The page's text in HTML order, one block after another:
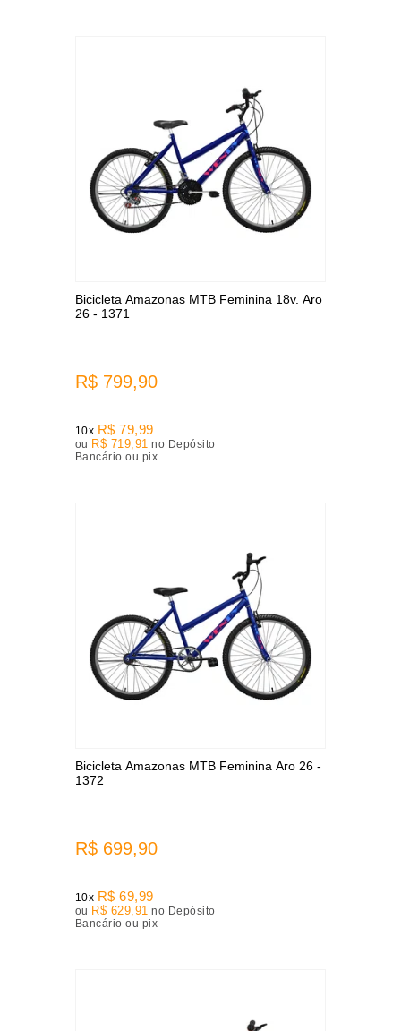
Bicicleta Amazonas MTB Feminina 18v. Aro
26 - 1371
R$ 799,90
10x R$ 79,99
ou R$ 719,91 no Depósito
Bancário ou pix
Bicicleta Amazonas MTB Feminina Aro 26 -
1372
R$ 699,90
10x R$ 69,99
ou R$ 629,91 no Depósito
Bancário ou pix